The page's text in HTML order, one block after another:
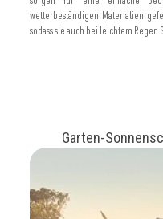
wetterbeständigen Materialien
sodass sie auch bei leichtem Regen
Garten-